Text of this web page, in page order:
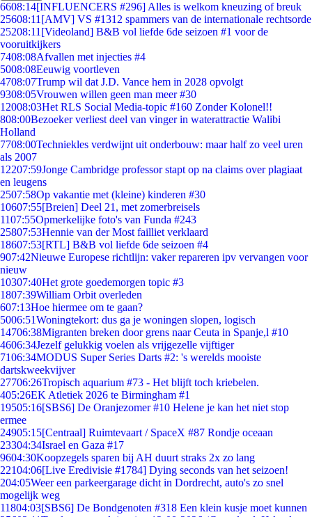
6608:14[INFLUENCERS #296] Alles is welkom kneuzing of breuk
25608:11 [AMV] VS #1312 spammers van de internationale rechtsorde
25208:11 [Videoland] B&B vol liefde 6de seizoen #1 voor de
vooruitkijkers
7408:08Afvallen met injecties #4
5008:08Eeuwig voortleven
4708:07Trump wil dat J.D. Vance hem in 2028 opvolgt
9308:05Vrouwen willen geen man meer #30
12008:03Het RLS Social Media-topic #160 Zonder Kolonel!!
808:00Bezoeker verliest deel van vinger in waterattractie Walibi
Holland
7708:00Techniekles verdwijnt uit onderbouw: maar half zo veel uren
als 2007
12207:59Jonge Cambridge professor stapt op na claims over plagiaat
en leugens
2507:58Op vakantie met (kleine) kinderen #30
10607:55[Breien] Deel 21, met zomerbreisels
1107:55Opmerkelijke foto's van Funda #243
25807:53Hennie van der Most failliet verklaard
18607:53[RTL] B&B vol liefde 6de seizoen #4
907:42Nieuwe Europese richtlijn: vaker repareren ipv vervangen voor
nieuw
10307:40Het grote goedemorgen topic #3
1807:39William Orbit overleden
607:13Hoe hiermee om te gaan?
5006:51Woningtekort: dus ga je woningen slopen, logisch
14706:38Migranten breken door grens naar Ceuta in Spanje,l #10
4606:34Jezelf gelukkig voelen als vrijgezelle vijftiger
7106:34MODUS Super Series Darts #2: 's werelds mooiste
dartskweekvijver
27706:26Tropisch aquarium #73 - Het blijft toch kriebelen.
405:26EK Atletiek 2026 te Birmingham #1
19505:16[SBS6] De Oranjezomer #10 Helene je kan het niet stop
ermee
24905:15[Centraal] Ruimtevaart / SpaceX #87 Rondje oceaan
23304:34Israel en Gaza #17
9604:30Koopzegels sparen bij AH duurt straks 2x zo lang
22104:06[Live Eredivisie #1784] Dying seconds van het seizoen!
204:05Weer een parkeergarage dicht in Dordrecht, auto's zo snel
mogelijk weg
11804:03[SBS6] De Bondgenoten #318 Een klein kusje moet kunnen